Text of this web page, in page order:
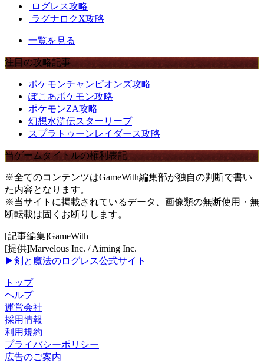
ログレス攻略
ラグナロクX攻略
一覧を見る
注目の攻略記事
ポケモンチャンピオンズ攻略
ぽこあポケモン攻略
ポケモンZA攻略
幻想水滸伝スターリープ
スプラトゥーンレイダース攻略
当ゲームタイトルの権利表記
※全てのコンテンツはGameWith編集部が独自の判断で書い
た内容となります。
※当サイトに掲載されているデータ、画像類の無断使用・無
断転載は固くお断りします。
[記事編集]GameWith
[提供]Marvelous Inc. / Aiming Inc.
▶剣と魔法のログレス公式サイト
トップ
ヘルプ
運営会社
採用情報
利用規約
プライバシーポリシー
広告のご案内